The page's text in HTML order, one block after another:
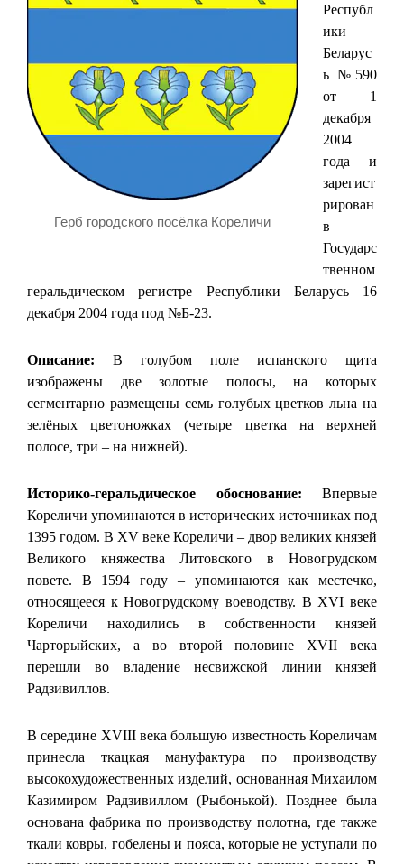
Герб городского посёлка Кореличи
Республ
ики
Беларус
ь №590
от 1
декабря
2004
года и
зарегист
рирован
в
Государс
твенном
геральдическом регистре Республики Беларусь 16
декабря 2004 года под №Б-23.
Описание: В голубом поле испанского щита
изображены две золотые полосы, на которых
сегментарно размещены семь голубых цветков льна на
зелёных цветоножках (четыре цветка на верхней
полосе, три – на нижней).
Историко-геральдическое обоснование: Впервые
Кореличи упоминаются в исторических источниках под
1395 годом. В XV веке Кореличи – двор великих князей
Великого княжества Литовского в Новогрудском
повете. В 1594 году – упоминаются как местечко,
относящееся к Новогрудскому воеводству. В XVI веке
Кореличи находились в собственности князей
Чарторыйских, а во второй половине XVII века
перешли во владение несвижской линии князей
Радзивиллов.
В середине XVIII века большую известность Кореличам
принесла ткацкая мануфактура по производству
высокохудожественных изделий, основанная Михаилом
Казимиром Радзивиллом (Рыбонькой). Позднее была
основана фабрика по производству полотна, где также
ткали ковры, гобелены и пояса, которые не уступали по